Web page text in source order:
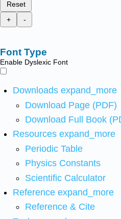
Reset
+
-
Font Type
Enable Dyslexic Font
Downloads expand_more
Download Page (PDF)
Download Full Book
Resources expand_more
Periodic Table
Physics Constants
Scientific Calculator
Reference expand_more
Reference & Cite